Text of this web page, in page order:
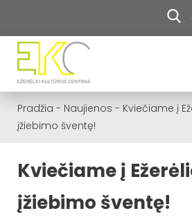
Pradžia - Naujienos - Kviečiame į
įžiebimo šventę!
Kviečiame į
įžiebimo šventę!